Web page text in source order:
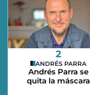
2
ANDRÉS PARRA
Andrés Parra se
quita la máscara